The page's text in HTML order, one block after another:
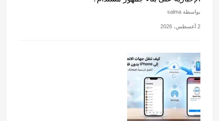
بواسطة salma
2 أغسطس، 2026